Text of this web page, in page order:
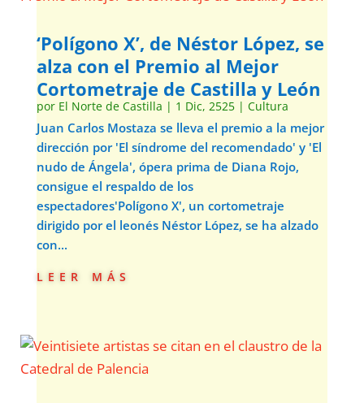
‘Polígono X’, de Néstor López, se
alza con el Premio al Mejor
Cortometraje de Castilla y León
por El Norte de Castilla | 1 Dic, 2525| Cultura
Juan Carlos Mostaza se lleva el premio a la mejor
dirección por 'El síndrome del recomendado' y 'El
nudo de Ángela', ópera prima de Diana Rojo,
consigue el respaldo de los
espectadores'Polígono X', un cortometraje
dirigido por el leonés Néstor López, se ha alzado
con...
leer más